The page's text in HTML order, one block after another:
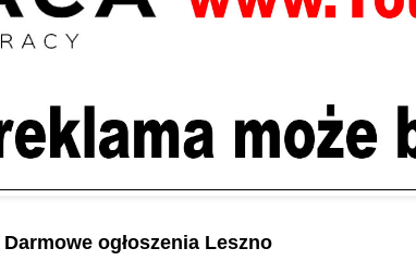
Darmowe ogłoszenia Leszno